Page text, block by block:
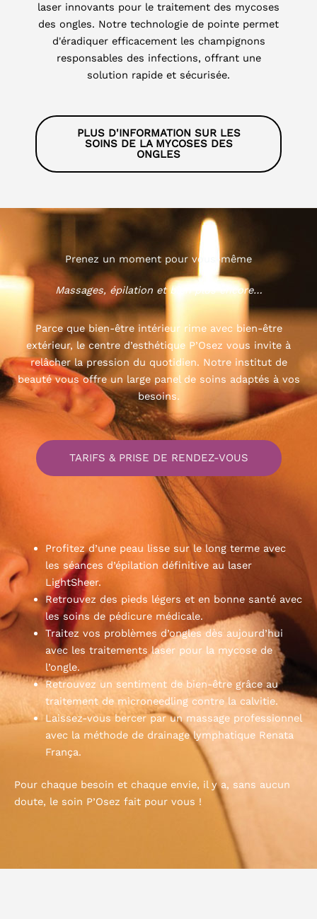
laser innovants pour le traitement des mycoses
des ongles. Notre technologie de pointe permet
d'éradiquer efficacement les champignons
responsables des infections, offrant une
solution rapide et sécurisée.
PLUS D'INFORMATION SUR LES
SOINS DE LA MYCOSES DES
ONGLES
Prenez un moment pour vous-même
Massages, épilation et bien plus encore…
Parce que bien-être intérieur rime avec bien-être
extérieur, le centre d’esthétique P’Osez vous invite à
relâcher la pression du quotidien. Notre institut de
beauté vous offre un large panel de soins adaptés à vos
besoins.
TARIFS & PRISE DE RENDEZ-VOUS
Profitez d’une peau lisse sur le long terme avec
les séances d’épilation définitive au laser
LightSheer.
Retrouvez des pieds légers et en bonne santé avec
les soins de pédicure médicale.
Traitez vos problèmes d’ongles dès aujourd’hui
avec les traitements laser pour la mycose de
l’ongle.
Retrouvez un sentiment de bien-être grâce au
traitement de microneedling contre la calvitie.
Laissez-vous bercer par un massage professionnel
avec la méthode de drainage lymphatique Renata
França.
Pour chaque besoin et chaque envie, il y a, sans aucun
doute, le soin P’Osez fait pour vous !